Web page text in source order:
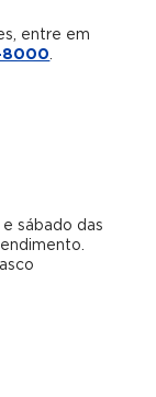
entre em
8000.
sábado das